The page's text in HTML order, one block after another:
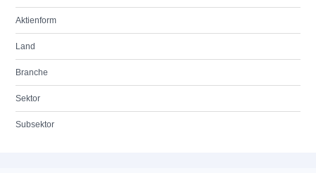
Aktienform
Land
Branche
Sektor
Subsektor